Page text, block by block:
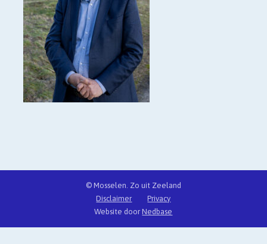
© Mosselen. Zo uit Zeeland
Disclaimer
Privacy
Website doorNedbase